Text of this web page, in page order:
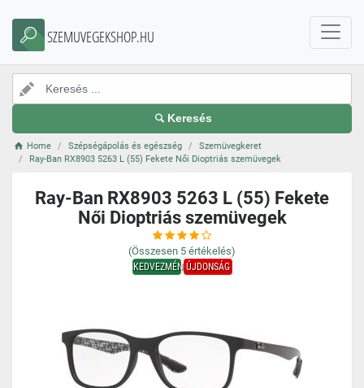
SZEMUVEGEKSHOP.HU
Keresés
Home Szépségápolás és egészség
Szemüvegkeret
Ray-Ban RX8903 5263 L (55) Fekete Női Dioptriás szemüvegek
Ray-Ban RX8903 5263 L (55) Fekete
Női Dioptriás szemüvegek
(Összesen 5 értékelés)
KEDVEZMÉNYÚJDONSÁG